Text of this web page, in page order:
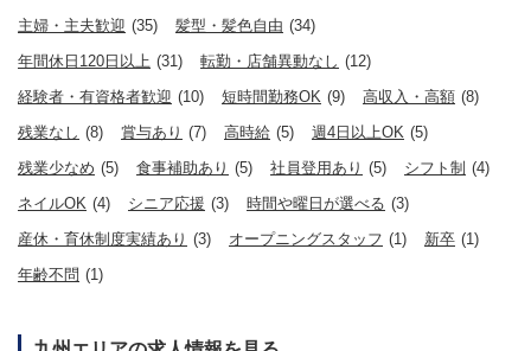
主婦・主夫歓迎 (35) 髪型・髪色自由 (34)
年間休日120日以上 (31) 転勤・店舗異動なし (12)
経験者・有資格者歓迎 (10) 短時間勤務OK (9) 高収入・高額 (8)
残業なし (8) 賞与あり (7) 高時給 (5) 週4日以上OK (5)
残業少なめ (5) 食事補助あり (5) 社員登用あり (5) シフト制 (4)
ネイルOK (4) シニア応援 (3) 時間や曜日が選べる (3)
産休・育休制度実績あり (3) オープニングスタッフ (1) 新卒 (1)
年齢不問 (1)